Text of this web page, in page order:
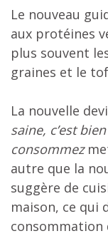
Le nouveau
aux protéines
plus souvent
graines et le
La nouvelle
saine, c’est
consommez
autre que la
suggère de
maison, ce qui
consommation